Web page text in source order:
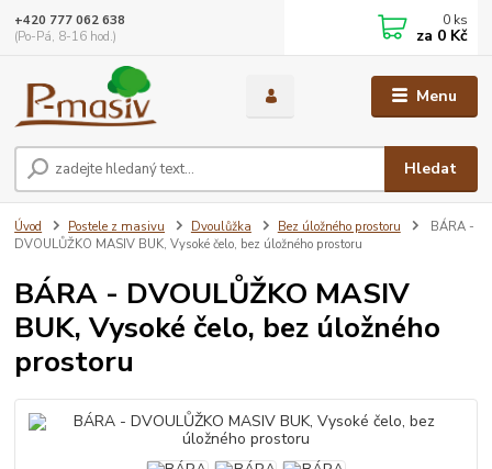
Menu
Hledat
+420 777 062 638
(Po-Pá, 8-16 hod.)
0 ks
za 0 Kč
Úvod Postele z masivu Dvoulůžka Bez úložného prostoru
BÁRA -
DVOULŮŽKO MASIV BUK, Vysoké čelo, bez úložného prostoru
BÁRA - DVOULŮŽKO MASIV
BUK, Vysoké čelo, bez úložného
prostoru